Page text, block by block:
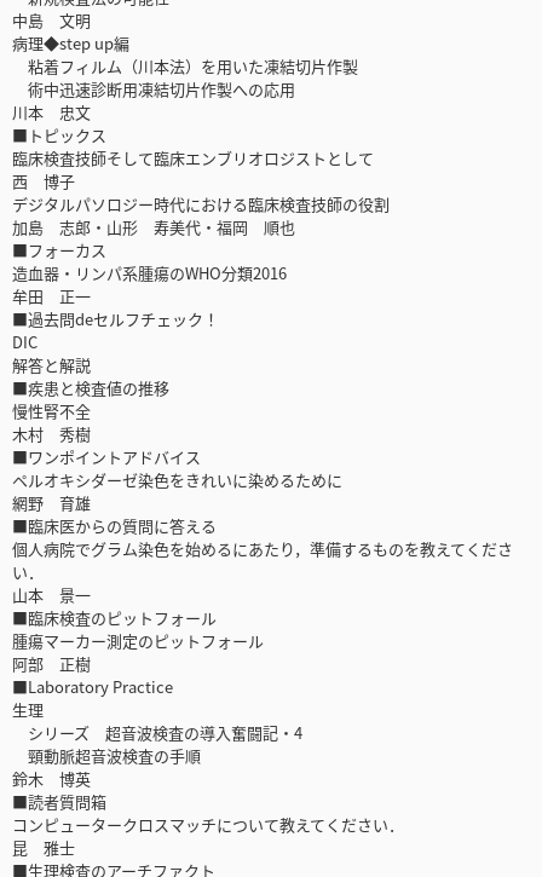
中島 文明
病理◆step up編
粘着フィルム（川本法）を用いた凍結切片作製
術中迅速診断用凍結切片作製への応用
川本 忠文
■トピックス
臨床検査技師そして臨床エンブリオロジストとして
西 博子
デジタルパソロジー時代における臨床検査技師の役割
加島 志郎・山形 寿美代・福岡 順也
■フォーカス
造血器・リンパ系腫瘍のWHO分類2016
牟田 正一
■過去問deセルフチェック！
DIC
解答と解説
■疾患と検査値の推移
慢性腎不全
木村 秀樹
■ワンポイントアドバイス
ペルオキシダーゼ染色をきれいに染めるために
網野 育雄
■臨床医からの質問に答える
個人病院でグラム染色を始めるにあたり，準備するものを教えてくださ
い．
山本 景一
■臨床検査のピットフォール
腫瘍マーカー測定のピットフォール
阿部 正樹
■Laboratory Practice
生理
シリーズ 超音波検査の導入奮闘記・4
頸動脈超音波検査の手順
鈴木 博英
■読者質問箱
コンピュータークロスマッチについて教えてください．
昆 雅士
■生理検査のアーチファクト